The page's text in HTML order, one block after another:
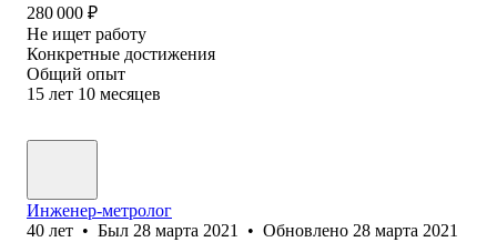
280 000 ₽
Не ищет работу
Конкретные достижения
Общий опыт
15 лет 10 месяцев
Инженер-метролог
40 лет • Был 28 марта 2021 • Обновлено 28 марта 2021